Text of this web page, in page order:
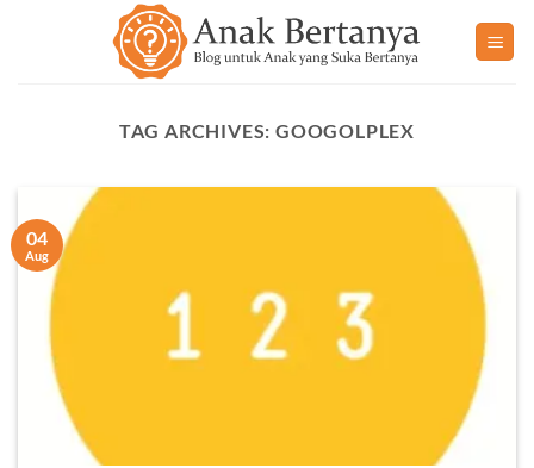
TAG ARCHIVES:GOOGOLPLEX
04
Aug